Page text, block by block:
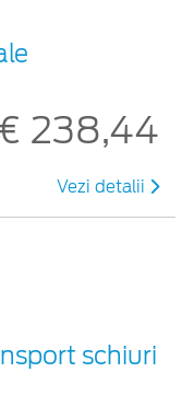
238,44
Vezi detalii
schiuri